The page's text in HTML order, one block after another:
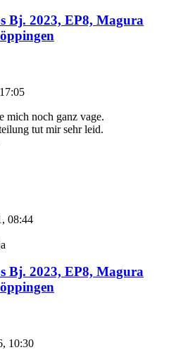
Bj. 2023, EP8, Magura
noch ganz vage.
tut mir sehr leid.
08:44
Bj. 2023, EP8, Magura
10:30